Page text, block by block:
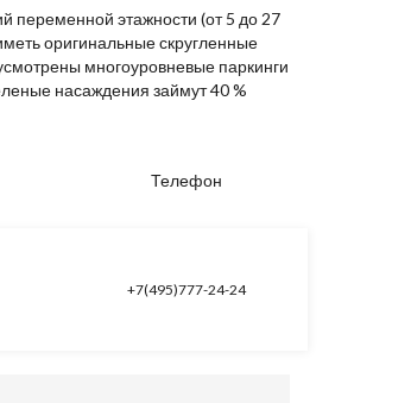
переменной этажности (от 5 до 27
оригинальные скругленные
многоуровневые паркинги
насаждения займут 40 %
Телефон
+7(495)777-24-24